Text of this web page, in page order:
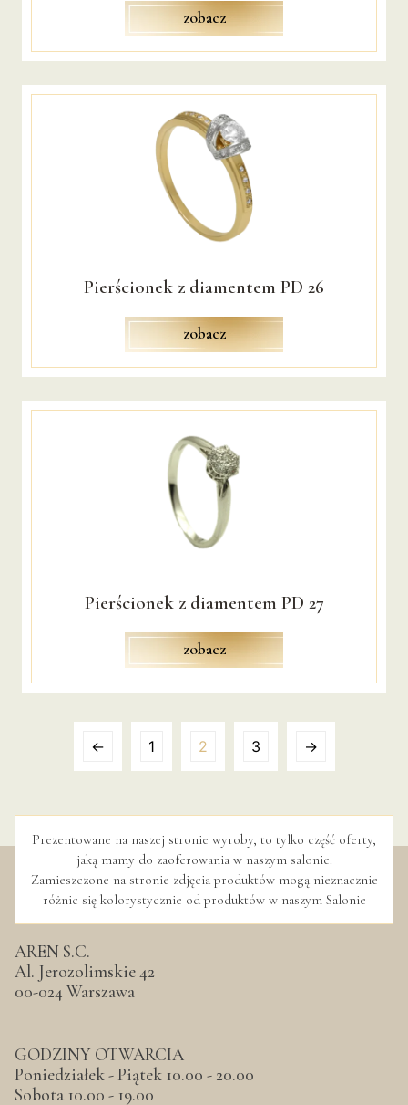
zobacz
Pierścionek z diamentem PD 26
zobacz
Pierścionek z diamentem PD 27
zobacz
← 1 2 3 →
Prezentowane na naszej stronie wyroby, to tylko część oferty,
jaką mamy do zaoferowania w naszym salonie.
Zamieszczone na stronie zdjęcia produktów mogą nieznacznie
różnic się kolorystycznie od produktów w naszym Salonie
AREN S.C.
Al. Jerozolimskie 42
00-024 Warszawa
GODZINY OTWARCIA
Poniedziałek - Piątek 10.00 - 20.00
Sobota 10.00 - 19.00